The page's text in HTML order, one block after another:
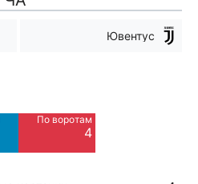
Ювентус
По воротам
4